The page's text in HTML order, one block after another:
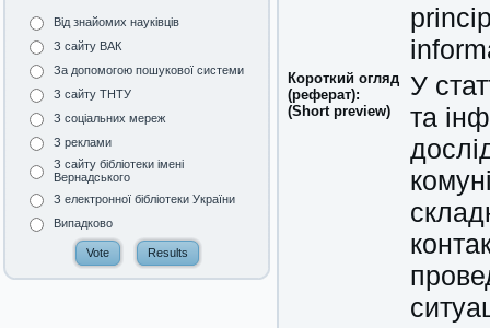
Від знайомих науківців
З сайту ВАК
За допомогою пошукової системи
З сайту ТНТУ
З соціальних мереж
З реклами
З сайту бібліотеки імені
Вернадського
З електронної бібліотеки України
Випадково
Короткий огляд
(реферат):
(Short preview)
У
та